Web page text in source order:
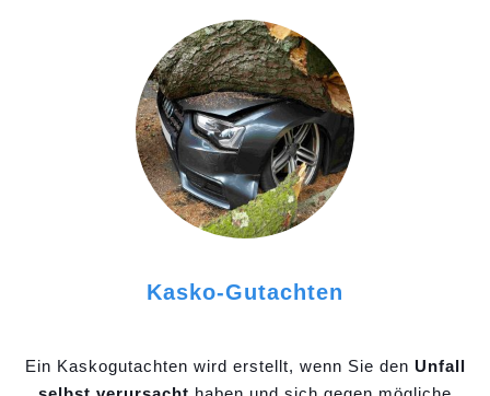
Kasko-Gutachten
Ein Kaskogutachten wird erstellt, wenn Sie den Unfall